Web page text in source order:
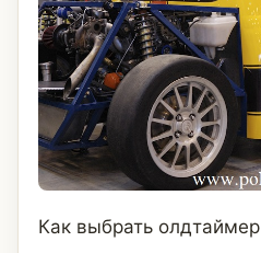
Как выбрать олдтаймер